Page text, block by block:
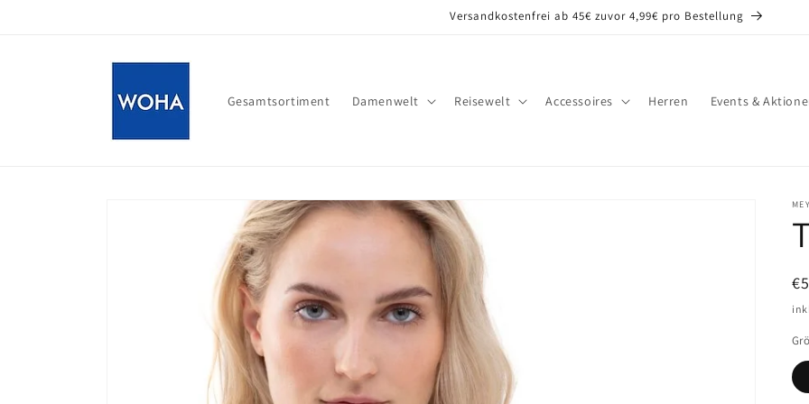
Versandkostenfrei ab 45€ zuvor 4,99€ pro Bestellung
Gesamtsortiment Damenwelt Reisewelt Accessoires Herren Events &
MEY